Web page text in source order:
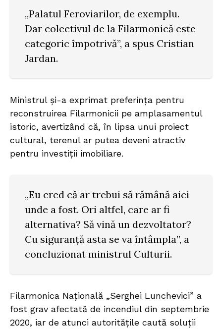
„Palatul Feroviarilor, de exemplu.
Dar colectivul de la Filarmonică este
categoric împotrivă”, a spus Cristian
Jardan.
Ministrul și-a exprimat preferința pentru
reconstruirea Filarmonicii pe amplasamentul
istoric, avertizând că, în lipsa unui proiect
cultural, terenul ar putea deveni atractiv
pentru investiții imobiliare.
„Eu cred că ar trebui să rămână aici
unde a fost. Ori altfel, care ar fi
alternativa? Să vină un dezvoltator?
Cu siguranță asta se va întâmpla”, a
concluzionat ministrul Culturii.
Filarmonica Națională „Serghei Lunchevici” a
fost grav afectată de incendiul din septembrie
2020, iar de atunci autoritățile caută soluții